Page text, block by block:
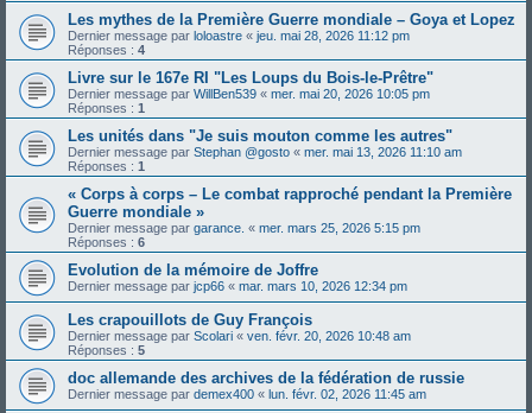
Les mythes de la Première Guerre mondiale – Goya et Lopez
Dernier message par loloastre « jeu. mai 28, 2026 11:12 pm
Réponses : 4
Livre sur le 167e RI "Les Loups du Bois-le-Prêtre"
Dernier message par WillBen539 « mer. mai 20, 2026 10:05 pm
Réponses : 1
Les unités dans "Je suis mouton comme les autres"
Dernier message par Stephan @gosto « mer. mai 13, 2026 11:10 am
Réponses : 1
« Corps à corps – Le combat rapproché pendant la Première
Guerre mondiale »
Dernier message par garance. « mer. mars 25, 2026 5:15 pm
Réponses : 6
Evolution de la mémoire de Joffre
Dernier message par jcp66 « mar. mars 10, 2026 12:34 pm
Les crapouillots de Guy François
Dernier message par Scolari « ven. févr. 20, 2026 10:48 am
Réponses : 5
doc allemande des archives de la fédération de russie
Dernier message par demex400 « lun. févr. 02, 2026 11:45 am